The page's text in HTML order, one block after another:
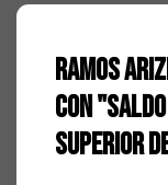
Ramos
con
Superior